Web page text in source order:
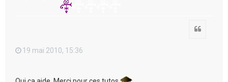
19 mai 2010, 15:36